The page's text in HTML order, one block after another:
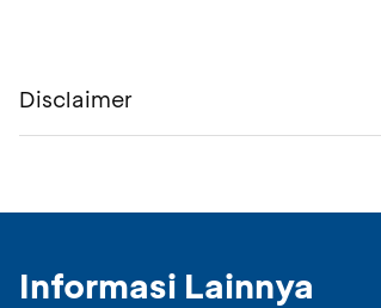
Disclaimer
Informasi Lainnya